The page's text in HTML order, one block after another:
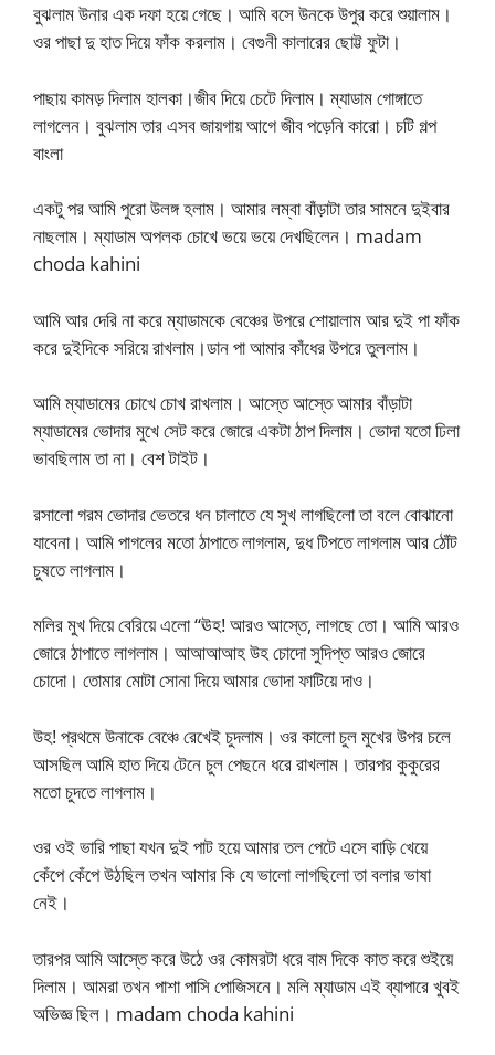
বুঝলাম উনার এক দফা হয়ে গেছে। আমি বসে উনকে উপুর করে শুয়ালাম।
ওর পাছা দু হাত দিয়ে ফাঁক করলাম। বেগুনী কালারের ছোট্ট ফুটা।
পাছায় কামড় দিলাম হালকা।জীব দিয়ে চেটে দিলাম। ম্যাডাম গোঙ্গাতে
লাগলেন। বুঝলাম তার এসব জায়গায় আগে জীব পড়েনি কারো। চটি গল্প
বাংলা
একটু পর আমি পুরো উলঙ্গ হলাম। আমার লম্বা বাঁড়াটা তার সামনে দুইবার
নাছলাম। ম্যাডাম অপলক চোখে ভয়ে ভয়ে দেখছিলেন। madam
choda kahini
আমি আর দেরি না করে ম্যাডামকে বেঞ্চের উপরে শোয়ালাম আর দুই পা ফাঁক
করে দুইদিকে সরিয়ে রাখলাম।ডান পা আমার কাঁধের উপরে তুললাম।
আমি ম্যাডামের চোখে চোখ রাখলাম। আস্তে আস্তে আমার বাঁড়াটা
ম্যাডামের ভোদার মুখে সেট করে জোরে একটা ঠাপ দিলাম। ভোদা যতো ঢিলা
ভাবছিলাম তা না। বেশ টাইট।
রসালো গরম ভোদার ভেতরে ধন চালাতে যে সুখ লাগছিলো তা বলে বোঝানো
যাবেনা। আমি পাগলের মতো ঠাপাতে লাগলাম, দুধ টিপতে লাগলাম আর ঠোঁট
চুষতে লাগলাম।
মলির মুখ দিয়ে বেরিয়ে এলো “ঊহ! আরও আস্তে, লাগছে তো। আমি আরও
জোরে ঠাপাতে লাগলাম। আআআআহ উহ চোদো সুদিপ্ত আরও জোরে
চোদো। তোমার মোটা সোনা দিয়ে আমার ভোদা ফাটিয়ে দাও।
উহ! প্রথমে উনাকে বেঞ্চে রেখেই চুদলাম। ওর কালো চুল মুখের উপর চলে
আসছিল আমি হাত দিয়ে টেনে চুল পেছনে ধরে রাখলাম। তারপর কুকুরের
মতো চুদতে লাগলাম।
ওর ওই ভারি পাছা যখন দুই পাট হয়ে আমার তল পেটে এসে বাড়ি খেয়ে
কেঁপে কেঁপে উঠছিল তখন আমার কি যে ভালো লাগছিলো তা বলার ভাষা
নেই।
তারপর আমি আস্তে করে উঠে ওর কোমরটা ধরে বাম দিকে কাত করে শুইয়ে
দিলাম। আমরা তখন পাশা পাসি পোজিসনে। মলি ম্যাডাম এই ব্যাপারে খুবই
অভিজ্ঞ ছিল। madam choda kahini